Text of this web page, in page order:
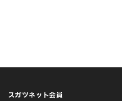
スガツネット会員